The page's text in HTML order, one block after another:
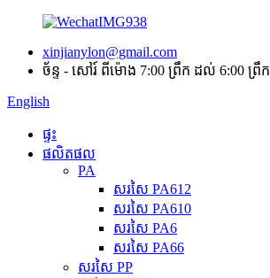
xinjianylon@gmail.com
ច័ន្ទ - សៅរ៍ ពីម៉ោង 7:00 ព្រឹក ដល់ 6:00 ព្រឹក
English
ផ្ទះ
ផលិតផល
PA
សរសៃ PA612
សរសៃ PA610
សរសៃ PA6
សរសៃ PA66
សរសៃ PP